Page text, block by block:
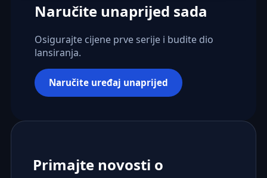
Naručite unaprijed sada
Osigurajte cijene prve serije i budite dio
lansiranja.
Naručite uređaj unaprijed
Primajte novosti o